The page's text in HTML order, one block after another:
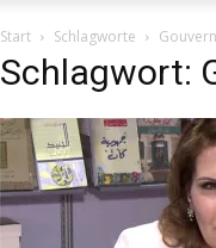
Start Schlagworte
Schlagwort: